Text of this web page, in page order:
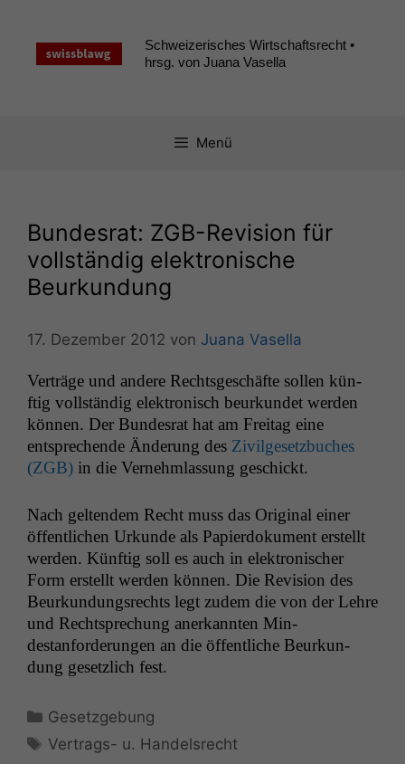
springen
Schweizerisches Wirtschaftsrecht •
hrsg. von Juana Vasella
Menü
Bundesrat: ZGB-Revision für
vollständig elektronische
Beurkundung
17. Dezember 2012 von Juana Vasella
Verträge und andere Rechts­geschäfte sollen kün­
ftig voll­ständig elek­tro­n­isch beurkun­det wer­den
kön­nen. Der Bun­desrat hat am Fre­itag eine
entsprechende Änderung des Zivilge­set­zbuch­es
(ZGB) in die Vernehm­las­sung geschickt.
Nach gel­ten­dem Recht muss das Orig­i­nal ein­er
öffentlichen Urkunde als Papier­doku­ment erstellt
wer­den. Kün­ftig soll es auch in elek­tro­n­is­ch­er
Form erstellt wer­den kön­nen. Die Revi­sion des
Beurkun­dungsrechts legt zudem die von der Lehre
und Recht­sprechung anerkan­nten Min­
destanforderun­gen an die öffentliche Beurkun­
dung geset­zlich fest.
Kategorien
Gesetzgebung
Schlagwörter
Vertrags- u. Handelsrecht